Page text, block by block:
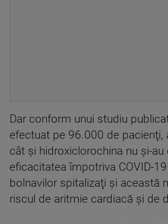
Dar conform unui studiu
efectuat pe 96.000 de pacienţi,
cât şi hidroxiclorochina nu şi-au
eficacitatea împotriva COVID-19
bolnavilor spitalizaţi şi această
riscul de aritmie cardiacă şi de